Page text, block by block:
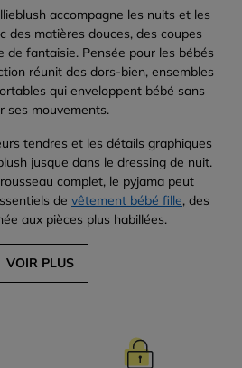
accompagne les nuits et les
des matières douces, des coupes
de fantaisie. Pensée pour les bébés
réunit des dors-bien, ensembles
qui enveloppent bébé sans
ses mouvements.
tendres et les détails graphiques
jusque dans le dressing de nuit.
complet, le pyjama peut
de vêtement bébé fille, des
aux pièces plus habillées.
VOIR PLUS